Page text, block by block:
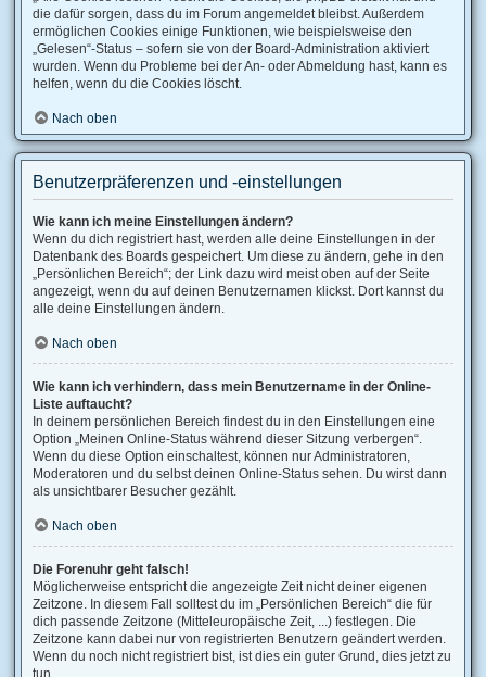
die dafür sorgen, dass du im Forum angemeldet bleibst. Außerdem
ermöglichen Cookies einige Funktionen, wie beispielsweise den
„Gelesen“-Status – sofern sie von der Board-Administration aktiviert
wurden. Wenn du Probleme bei der An- oder Abmeldung hast, kann es
helfen, wenn du die Cookies löscht.
Nach oben
Benutzerpräferenzen und -einstellungen
Wie kann ich meine Einstellungen ändern?
Wenn du dich registriert hast, werden alle deine Einstellungen in der
Datenbank des Boards gespeichert. Um diese zu ändern, gehe in den
„Persönlichen Bereich“; der Link dazu wird meist oben auf der Seite
angezeigt, wenn du auf deinen Benutzernamen klickst. Dort kannst du
alle deine Einstellungen ändern.
Nach oben
Wie kann ich verhindern, dass mein Benutzername in der Online-
Liste auftaucht?
In deinem persönlichen Bereich findest du in den Einstellungen eine
Option „Meinen Online-Status während dieser Sitzung verbergen“.
Wenn du diese Option einschaltest, können nur Administratoren,
Moderatoren und du selbst deinen Online-Status sehen. Du wirst dann
als unsichtbarer Besucher gezählt.
Nach oben
Die Forenuhr geht falsch!
Möglicherweise entspricht die angezeigte Zeit nicht deiner eigenen
Zeitzone. In diesem Fall solltest du im „Persönlichen Bereich“ die für
dich passende Zeitzone (Mitteleuropäische Zeit, ...) festlegen. Die
Zeitzone kann dabei nur von registrierten Benutzern geändert werden.
Wenn du noch nicht registriert bist, ist dies ein guter Grund, dies jetzt zu
tun.